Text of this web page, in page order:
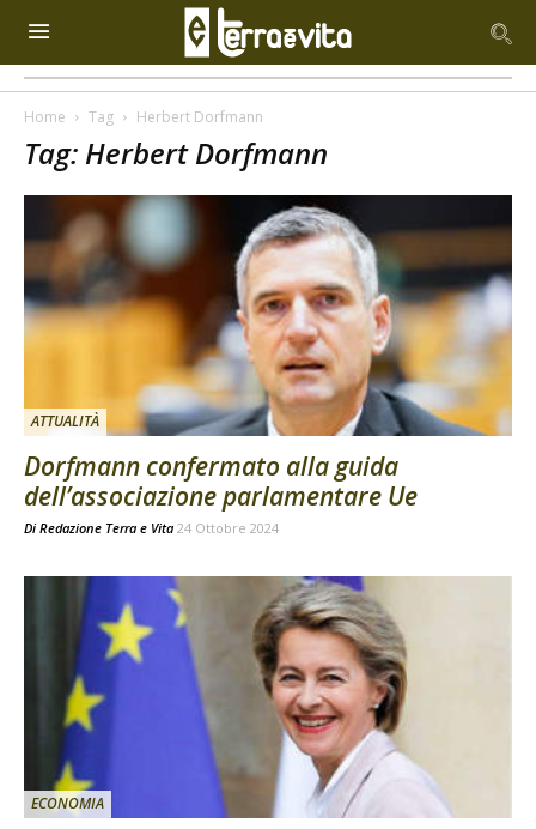
Home Tag Herbert Dorfmann
Tag: Herbert Dorfmann
ATTUALITÀ
Dorfmann confermato alla guida
dell’associazione parlamentare Ue
Di Redazione Terra e Vita 24 Ottobre 2024
ECONOMIA